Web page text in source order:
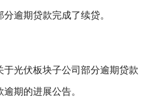
逾期贷款完成了续贷。
于光伏板块子公司部分逾期贷款
期的进展公告。